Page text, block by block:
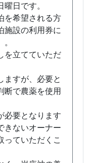
日です。
を希望される方
施設の利用券に
を立てていただ
ますが、必要と
断で農薬を使用
必要となります
きないオーナー
っていただくこ